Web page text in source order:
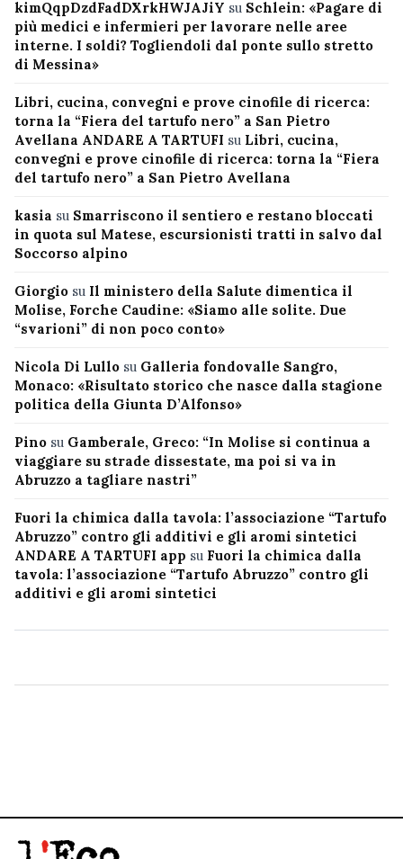
kimQqpDzdFadDXrkHWJAJiY su Schlein: «Pagare di
più medici e infermieri per lavorare nelle aree
interne. I soldi? Togliendoli dal ponte sullo stretto
di Messina»
Libri, cucina, convegni e prove cinofile di ricerca:
torna la “Fiera del tartufo nero” a San Pietro
Avellana ANDARE A TARTUFI su Libri, cucina,
convegni e prove cinofile di ricerca: torna la “Fiera
del tartufo nero” a San Pietro Avellana
kasia su Smarriscono il sentiero e restano bloccati
in quota sul Matese, escursionisti tratti in salvo dal
Soccorso alpino
Giorgio su Il ministero della Salute dimentica il
Molise, Forche Caudine: «Siamo alle solite. Due
“svarioni” di non poco conto»
Nicola Di Lullo su Galleria fondovalle Sangro,
Monaco: «Risultato storico che nasce dalla stagione
politica della Giunta D’Alfonso»
Pino su Gamberale, Greco: “In Molise si continua a
viaggiare su strade dissestate, ma poi si va in
Abruzzo a tagliare nastri”
Fuori la chimica dalla tavola: l’associazione “Tartufo
Abruzzo” contro gli additivi e gli aromi sintetici
ANDARE A TARTUFI app su Fuori la chimica dalla
tavola: l’associazione “Tartufo Abruzzo” contro gli
additivi e gli aromi sintetici